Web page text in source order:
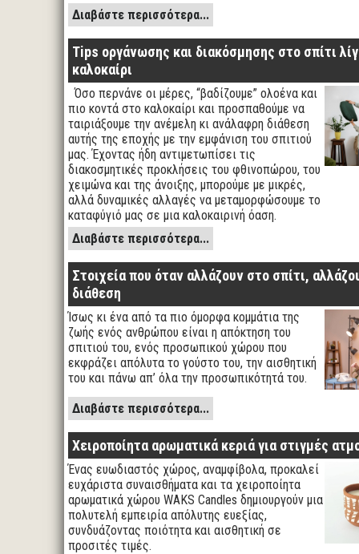
Διαβάστε περισσότερα...
Tips οργάνωσης και διακόσμησης στο σπίτι
καλοκαίρι
Όσο περνάνε οι μέρες, “βαδίζουμε” ολοένα και
πιο κοντά στο καλοκαίρι και προσπαθούμε να
ταιριάξουμε την ανέμελη κι ανάλαφρη διάθεση
αυτής της εποχής με την εμφάνιση του σπιτιού
μας. Έχοντας ήδη αντιμετωπίσει τις
διακοσμητικές προκλήσεις του φθινοπώρου, του
χειμώνα και της άνοιξης, μπορούμε με μικρές,
αλλά δυναμικές αλλαγές να μεταμορφώσουμε το
καταφύγιό μας σε μια καλοκαιρινή όαση.
Διαβάστε περισσότερα...
Στοιχεία που όταν αλλάζουν στο σπίτι,
διάθεση
Ίσως κι ένα από τα πιο όμορφα κομμάτια της
ζωής ενός ανθρώπου είναι η απόκτηση του
σπιτιού του, ενός προσωπικού χώρου που
εκφράζει απόλυτα το γούστο του, την αισθητική
του και πάνω απ’ όλα την προσωπικότητά του.
Διαβάστε περισσότερα...
Χειροποίητα αρωματικά κεριά για στιγμές
Ένας ευωδιαστός χώρος, αναμφίβολα, προκαλεί
ευχάριστα συναισθήματα και τα χειροποίητα
αρωματικά χώρου WAKS Candles δημιουργούν μια
πολυτελή εμπειρία απόλυτης ευεξίας,
συνδυάζοντας ποιότητα και αισθητική σε
προσιτές τιμές.